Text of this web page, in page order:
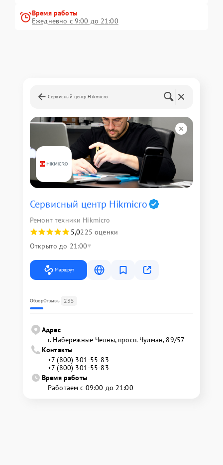
Время работы
Ежедневно с 9:00 до 21:00
Сервисный центр Hikmicro
Сервисный центр Hikmicro
Ремонт техники Hikmicro
5,0225 оценки
Открыто до 21:00
Маршрут
ОбзорОтзывы 235
Адрес
г. Набережные Челны, просп. Чулман, 89/57
Контакты
+7 (800) 301-55-83
+7 (800) 301-55-83
Время работы
Работаем с 09:00 до 21:00